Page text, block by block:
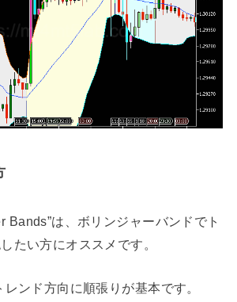
Bands”は、ボリンジャーバンドでト
たい方にオススメです。
ンド方向に順張りが基本です。